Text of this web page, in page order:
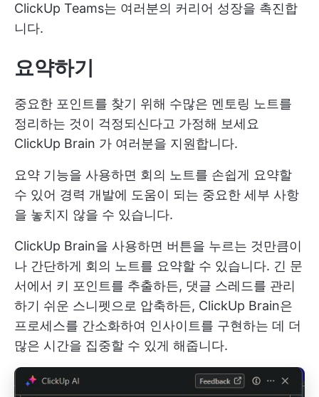
ClickUp Teams는 여러분의 커리어 성장을 촉진합
니다.
요약하기
중요한 포인트를 찾기 위해 수많은 멘토링 노트를
정리하는 것이 걱정되신다고 가정해 보세요
ClickUp Brain 가 여러분을 지원합니다.
요약 기능을 사용하면 회의 노트를 손쉽게 요약할
수 있어 경력 개발에 도움이 되는 중요한 세부 사항
을 놓치지 않을 수 있습니다.
ClickUp Brain을 사용하면 버튼을 누르는 것만큼이
나 간단하게 회의 노트를 요약할 수 있습니다. 긴 문
서에서 키 포인트를 추출하든, 댓글 스레드를 관리
하기 쉬운 스니펫으로 압축하든, ClickUp Brain은
프로세스를 간소화하여 인사이트를 구현하는 데 더
많은 시간을 집중할 수 있게 해줍니다.